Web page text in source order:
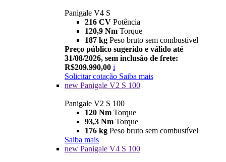
Panigale V4 S
216 CV Potência
120,9 Nm Torque
187 kg Peso bruto sem combustível
Preço público sugerido e válido até
31/08/2026, sem inclusão de frete:
R$209.990,00 i
Solicitar cotação Saiba mais
new Panigale V2 S 100
Panigale V2 S 100
120 Nm Torque
93,3 Nm Torque
176 kg Peso bruto sem combustível
Saiba mais
new Panigale V4 S 100